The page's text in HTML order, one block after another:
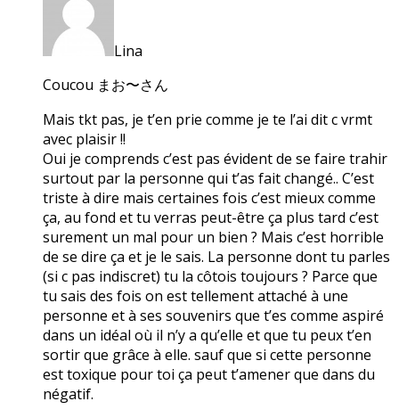
Lina
Coucou まお〜さん
Mais tkt pas, je t’en prie comme je te l’ai dit c vrmt
avec plaisir !!
Oui je comprends c’est pas évident de se faire trahir
surtout par la personne qui t’as fait changé.. C’est
triste à dire mais certaines fois c’est mieux comme
ça, au fond et tu verras peut-être ça plus tard c’est
surement un mal pour un bien ? Mais c’est horrible
de se dire ça et je le sais. La personne dont tu parles
(si c pas indiscret) tu la côtois toujours ? Parce que
tu sais des fois on est tellement attaché à une
personne et à ses souvenirs que t’es comme aspiré
dans un idéal où il n’y a qu’elle et que tu peux t’en
sortir que grâce à elle. sauf que si cette personne
est toxique pour toi ça peut t’amener que dans du
négatif.